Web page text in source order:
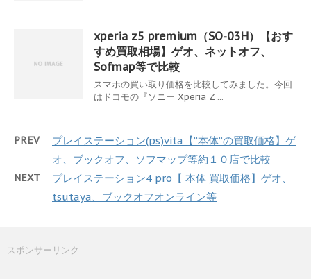
xperia z5 premium（SO-03H）【おす
すめ買取相場】ゲオ、ネットオフ、
Sofmap等で比較
スマホの買い取り価格を比較してみました。今回
はドコモの『ソニー Xperia Z ...
PREV
プレイステーション(ps)vita【”本体”の買取価格】ゲ
オ、ブックオフ、ソフマップ等約１０店で比較
NEXT
プレイステーション4 pro【 本体 買取価格】ゲオ、
tsutaya、ブックオフオンライン等
スポンサーリンク